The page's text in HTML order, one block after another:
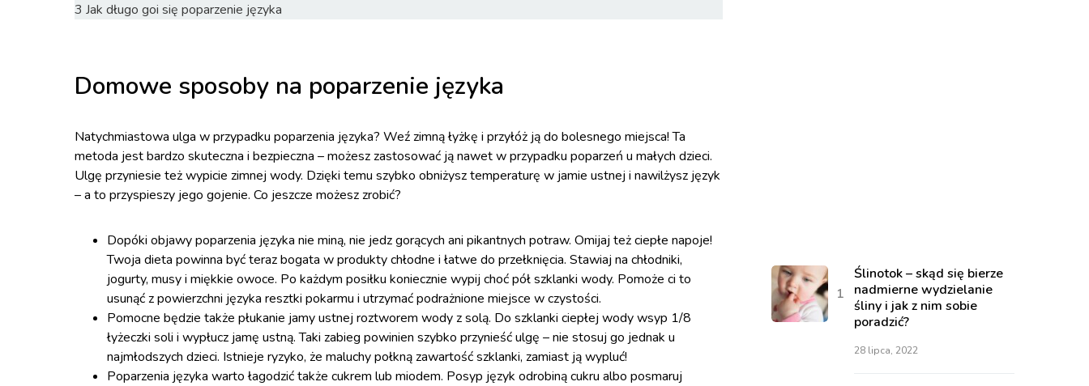
3 Jak długo goi się poparzenie języka
Domowe sposoby na poparzenie języka
Natychmiastowa ulga w przypadku poparzenia języka? Weź zimną łyżkę i przyłóż ją do bolesnego miejsca! Ta
metoda jest bardzo skuteczna i bezpieczna – możesz zastosować ją nawet w przypadku poparzeń u małych dzieci.
Ulgę przyniesie też wypicie zimnej wody. Dzięki temu szybko obniżysz temperaturę w jamie ustnej i nawilżysz język
– a to przyspieszy jego gojenie. Co jeszcze możesz zrobić?
Dopóki objawy poparzenia języka nie miną, nie jedz gorących ani pikantnych potraw. Omijaj też ciepłe napoje!
Twoja dieta powinna być teraz bogata w produkty chłodne i łatwe do przełknięcia. Stawiaj na chłodniki,
jogurty, musy i miękkie owoce. Po każdym posiłku koniecznie wypij choć pół szklanki wody. Pomoże ci to
usunąć z powierzchni języka resztki pokarmu i utrzymać podrażnione miejsce w czystości.
Pomocne będzie także płukanie jamy ustnej roztworem wody z solą. Do szklanki ciepłej wody wsyp 1/8
łyżeczki soli i wypłucz jamę ustną. Taki zabieg powinien szybko przynieść ulgę – nie stosuj go jednak u
najmłodszych dzieci. Istnieje ryzyko, że maluchy połkną zawartość szklanki, zamiast ją wypluć!
Poparzenia języka warto łagodzić także cukrem lub miodem. Posyp język odrobiną cukru albo posmaruj
Ślinotok – skąd się bierze
nadmierne wydzielanie
śliny i jak z nim sobie
poradzić?
28 lipca, 2022